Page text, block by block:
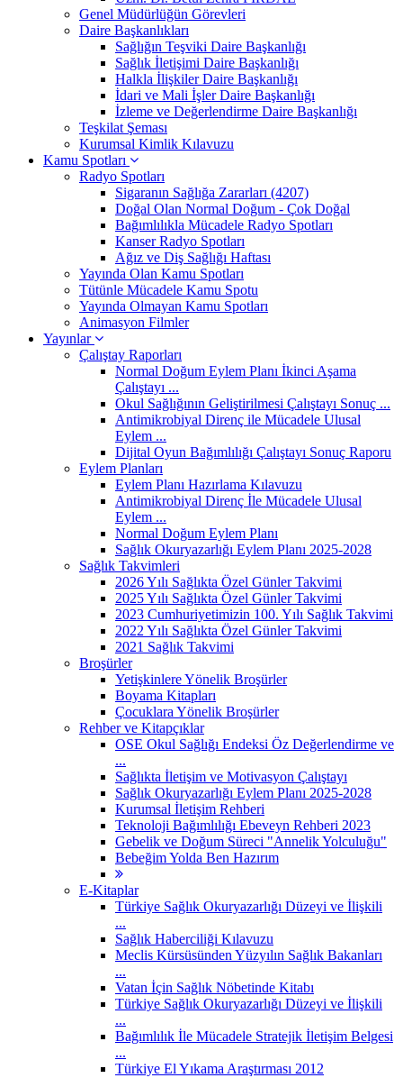
Genel Müdürlüğün Görevleri
Daire Başkanlıkları
Sağlığın Teşviki Daire Başkanlığı
Sağlık İletişimi Daire Başkanlığı
Halkla İlişkiler Daire Başkanlığı
İdari ve Mali İşler Daire Başkanlığı
İzleme ve Değerlendirme Daire Başkanlığı
Teşkilat Şeması
Kurumsal Kimlik Kılavuzu
Kamu Spotları
Radyo Spotları
Sigaranın Sağlığa Zararları (4207)
Doğal Olan Normal Doğum - Çok Doğal
Bağımlılıkla Mücadele Radyo Spotları
Kanser Radyo Spotları
Ağız ve Diş Sağlığı Haftası
Yayında Olan Kamu Spotları
Tütünle Mücadele Kamu Spotu
Yayında Olmayan Kamu Spotları
Animasyon Filmler
Yayınlar
Çalıştay Raporları
Normal Doğum Eylem Planı İkinci Aşama
Çalıştayı ...
Okul Sağlığının Geliştirilmesi Çalıştayı Sonuç ...
Antimikrobiyal Direnç ile Mücadele Ulusal
Eylem ...
Dijital Oyun Bağımlılığı Çalıştayı Sonuç Raporu
Eylem Planları
Eylem Planı Hazırlama Kılavuzu
Antimikrobiyal Direnç İle Mücadele Ulusal
Eylem ...
Normal Doğum Eylem Planı
Sağlık Okuryazarlığı Eylem Planı 2025-2028
Sağlık Takvimleri
2026 Yılı Sağlıkta Özel Günler Takvimi
2025 Yılı Sağlıkta Özel Günler Takvimi
2023 Cumhuriyetimizin 100. Yılı Sağlık Takvimi
2022 Yılı Sağlıkta Özel Günler Takvimi
2021 Sağlık Takvimi
Broşürler
Yetişkinlere Yönelik Broşürler
Boyama Kitapları
Çocuklara Yönelik Broşürler
Rehber ve Kitapçıklar
OSE Okul Sağlığı Endeksi Öz Değerlendirme ve
...
Sağlıkta İletişim ve Motivasyon Çalıştayı
Sağlık Okuryazarlığı Eylem Planı 2025-2028
Kurumsal İletişim Rehberi
Teknoloji Bağımlılığı Ebeveyn Rehberi 2023
Gebelik ve Doğum Süreci "Annelik Yolculuğu"
Bebeğim Yolda Ben Hazırım
E-Kitaplar
Türkiye Sağlık Okuryazarlığı Düzeyi ve İlişkili
...
Sağlık Haberciliği Kılavuzu
Meclis Kürsüsünden Yüzyılın Sağlık Bakanları
...
Vatan İçin Sağlık Nöbetinde Kitabı
Türkiye Sağlık Okuryazarlığı Düzeyi ve İlişkili
...
Bağımlılık İle Mücadele Stratejik İletişim Belgesi
...
Türkiye El Yıkama Araştırması 2012